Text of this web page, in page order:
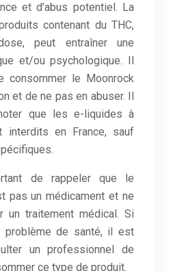
et d’abus potentiel. La
contenant du THC,
peut entraîner une
et/ou psychologique. Il
consommer le Moonrock
et de ne pas en abuser. Il
que les e-liquides à
interdits en France, sauf
de rappeler que le
pas un médicament et ne
un traitement médical. Si
problème de santé, il est
un professionnel de
ce type de produit.